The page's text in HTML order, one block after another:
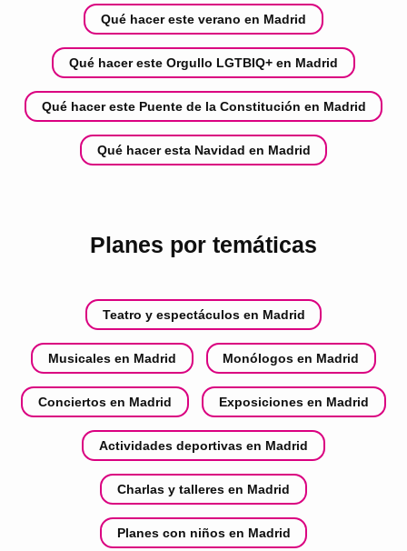
Qué hacer este verano en Madrid
Qué hacer este Orgullo LGTBIQ+ en Madrid
Qué hacer este Puente de la Constitución en Madrid
Qué hacer esta Navidad en Madrid
Planes por temáticas
Teatro y espectáculos en Madrid
Musicales en Madrid Monólogos en Madrid
Conciertos en Madrid Exposiciones en Madrid
Actividades deportivas en Madrid
Charlas y talleres en Madrid
Planes con niños en Madrid